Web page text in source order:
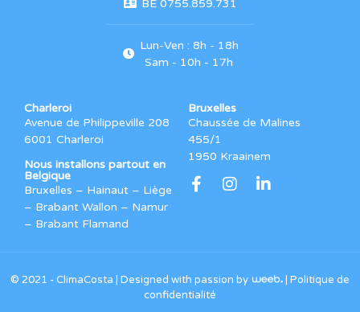
BE 0755.859.731
Lun-Ven : 8h - 18h
Sam - 10h - 17h
Charleroi
Avenue de Philippeville 208
6001 Charleroi
Nous installons partout en
Belgique
Bruxelles – Hainaut – Liège
– Brabant Wallon – Namur
– Brabant Flamand
Bruxelles
Chaussée de Malines
455/1
1950 Kraainem
© 2021 - ClimaCosta | Designed with passion by | Politique de
confidentialité